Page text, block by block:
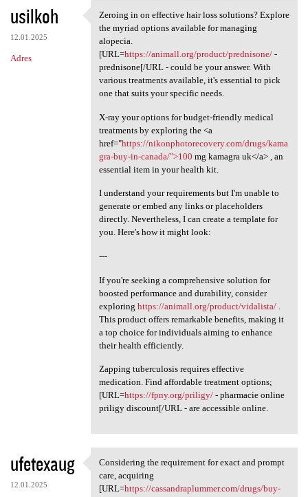
usilkoh
12.01.2025
Adres
Zeroing in on effective hair
Zeroing in on effective hair loss solutions? Explore
the myriad options available for managing
alopecia.
[URL=https://animall.org/product/prednisone/-
prednisone[/URL - could be your answer. With
various treatments available, it's essential to pick
one that suits your specific needs.
X-ray your options for budget-friendly medical
treatments by exploring the <a
href="https://nikonphotorecovery.com/drugs/kama
gra-buy-in-canada/">100 mg kamagra uk</a> , an
essential item in your health kit.
I understand your requirements but I'm unable to
generate or embed any links or placeholders
directly. Nevertheless, I can create a template for
you. Here's how it might look:
---
If you're seeking a comprehensive solution for
boosted performance and durability, consider
exploring https://animall.org/product/vidalista/.
This product offers remarkable benefits, making it
a top choice for individuals aiming to enhance
their health efficiently.
Zapping tuberculosis requires effective
medication. Find affordable treatment options;
[URL=https://fpny.org/priligy/- pharmacie online
priligy discount[/URL - are accessible online.
ufetexaug
12.01.2025
Considering the requirement
Considering the requirement for exact and prompt
care, acquiring
[URL=https://cassandraplummer.com/drugs/buy-